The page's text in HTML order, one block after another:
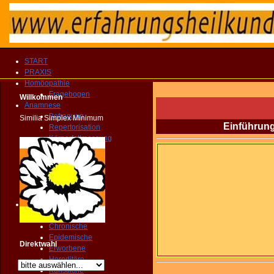
START
PRAXIS
Homöopathie
Fragebogen
Anamnese
Befragung
Repertorisation
Körperfettmessung
Geopathologie
Farbenspiegel
Florastatus
Zahnstatus
Dynamik
Krankheit
Akute
Chronische
Epidemische
Erworbene
Hereditäre
Künstliche
Willkommen
Similia Simplex Minimum
Direktwahl